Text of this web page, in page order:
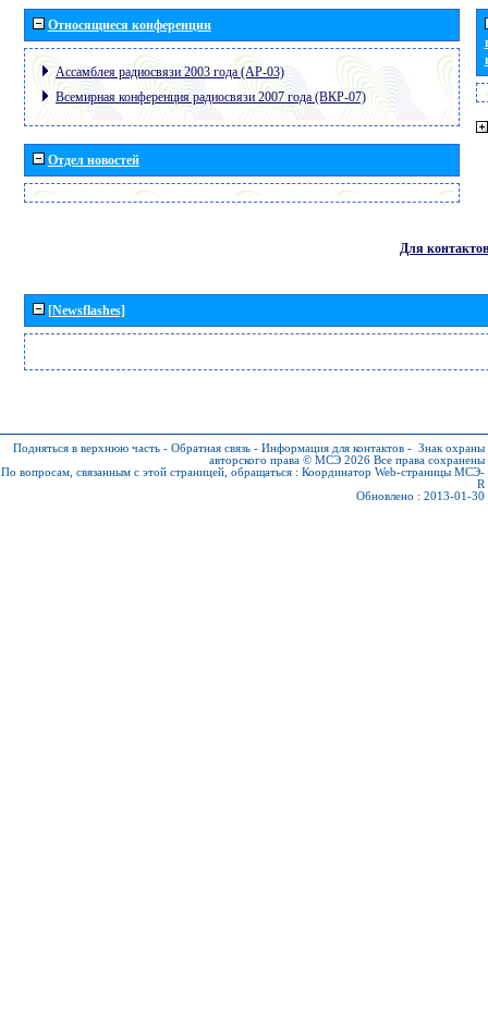
Относящиеся конференции
Ассамблея радиосвязи 2003 года (АР-03)
Всемирная конференция радиосвязи 2007 года (ВКР-07)
Отдел новостей
Для контактов
[Newsflashes]
Подняться в верхнюю часть - Обратная связь - Информация для контактов - Знак охраны
авторского права © МСЭ 2026 Все права сохранены
По вопросам, связанным с этой страницей, обращаться : Координатор Web-страницы МСЭ-
R
Обновлено : 2013-01-30